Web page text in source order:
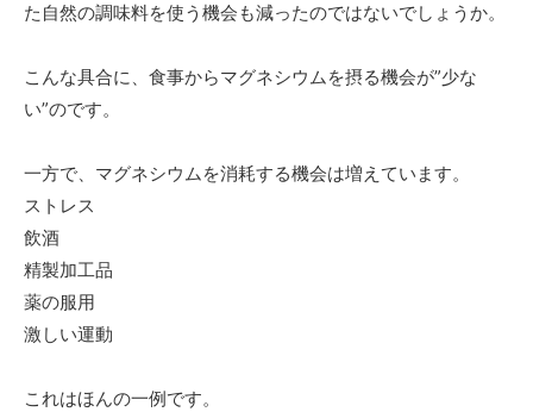
た自然の調味料を使う機会も減ったのではないでしょうか。
こんな具合に、食事からマグネシウムを摂る機会が”少な
い”のです。
一方で、マグネシウムを消耗する機会は増えています。
ストレス
飲酒
精製加工品
薬の服用
激しい運動
これはほんの一例です。